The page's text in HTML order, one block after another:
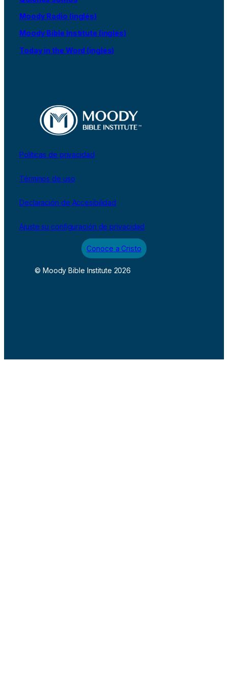
Moody Radio (inglés)
Moody Bible Institute (inglés)
Today in the Word (inglés)
Políticas de privacidad
Términos de uso
Declaración de Accesibilidad
Ajuste su configuración de privacidad
Conoce a Cristo
© Moody Bible Institute 2026